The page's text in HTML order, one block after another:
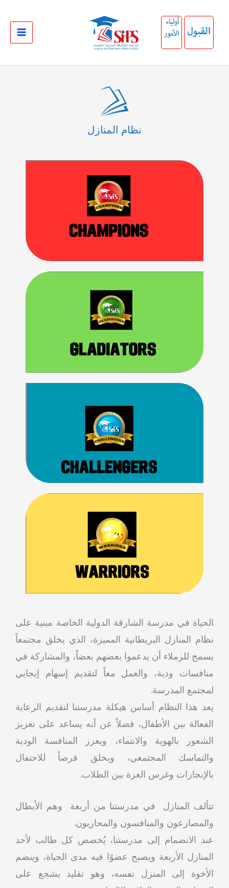
المحتوى
نظام المنازل
الحياة في مدرسة الشارقة الدولية الخاصة مبنية على
نظام المنازل البريطانية المميزة، الذي يخلق مجتمعاً
يسمح للزملاء أن يدعموا بعضهم بعضاً، والمشاركة في
منافسات ودية، والعمل معاً لتقديم إسهام إيجابي
لمجتمع المدرسة.
يعد هذا النظام أساس هيكلة مدرستنا لتقديم الرعاية
الفعالة بين الأطفال، فضلاً عن أنه يساعد على تعزيز
الشعور بالهوية والانتماء، ويعزز المنافسة الودية
والتماسك المجتمعي، ويخلق فرصاً للاحتفال
بالإنجازات وغرس العزة بين الطلاب.
تتألف المنازل في مدرستنا من أربعة وهم الأبطال
والمصارعون والمنافسون والمحاربون.
عند الانضمام إلى مدرستنا، يُخصص كل طالب لأحد
المنازل الأربعة ويصبح عضوًا فيه مدى الحياة، وينضم
الأخوة إلى المنزل نفسه، وهو تقليد يشجع على